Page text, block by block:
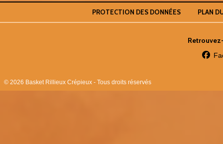
PROTECTION DES DONNÉES PLAN
© 2026 Basket Rillieux Crépieux - Tous droits réservés